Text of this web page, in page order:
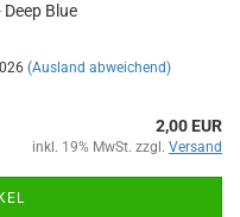
Blue
(Ausland abweichend)
2,00 EUR
inkl. 19% MwSt. zzgl. Versand